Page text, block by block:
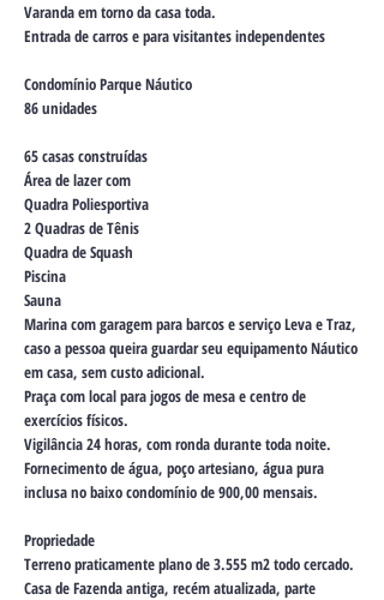
Varanda em torno da casa toda.
Entrada de carros e para visitantes independentes
Condomínio Parque Náutico
86 unidades
65 casas construídas
Área de lazer com
Quadra Poliesportiva
2 Quadras de Tênis
Quadra de Squash
Piscina
Sauna
Marina com garagem para barcos e serviço Leva e Traz,
caso a pessoa queira guardar seu equipamento Náutico
em casa, sem custo adicional.
Praça com local para jogos de mesa e centro de
exercícios físicos.
Vigilância 24 horas, com ronda durante toda noite.
Fornecimento de água, poço artesiano, água pura
inclusa no baixo condomínio de 900,00 mensais.
Propriedade
Terreno praticamente plano de 3.555 m2 todo cercado.
Casa de Fazenda antiga, recém atualizada, parte